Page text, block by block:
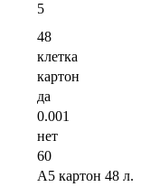
5
48
клетка
картон
да
0.001
нет
60
А5 картон 48 л.